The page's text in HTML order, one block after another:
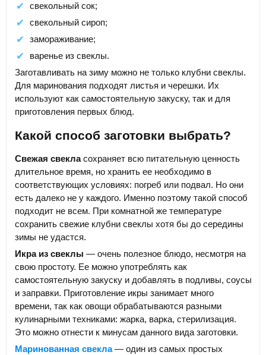
свекольный сок;
свекольный сироп;
замораживание;
варенье из свеклы.
Заготавливать на зиму можно не только клубни свеклы.
Для маринования подходят листья и черешки. Их
используют как самостоятельную закуску, так и для
приготовления первых блюд.
Какой способ заготовки выбрать?
Свежая свекласохраняет всю питательную ценность
длительное время, но хранить ее необходимо в
соответствующих условиях: погреб или подвал. Но они
есть далеко не у каждого. Именно поэтому такой способ
подходит не всем. При комнатной же температуре
сохранить свежие клубни свеклы хотя бы до середины
зимы не удастся.
Икра из свеклы — очень полезное блюдо, несмотря на
свою простоту. Ее можно употреблять как
самостоятельную закуску и добавлять в подливы, соусы
и заправки. Приготовление икры занимает много
времени, так как овощи обрабатываются разными
кулинарными техниками: жарка, варка, стерилизация.
Это можно отнести к минусам данного вида заготовки.
Маринованная свекла— один из самых простых